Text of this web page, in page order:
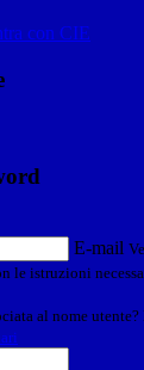
con CIE
E-mail
le istruzioni
al nome